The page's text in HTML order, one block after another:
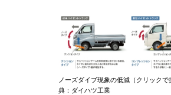
ノーズダイブ現象の低減（クリックで
典：ダイハツ工業